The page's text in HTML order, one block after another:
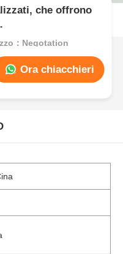
che offrono
：Negotation
Ora chiacchieri